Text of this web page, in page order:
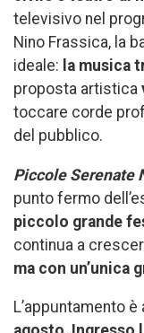
televisivo nel
Nino Frassica, la
ideale: la musica
proposta artistica
toccare corde
del pubblico.
Piccole Serenate
punto fermo
piccolo grande
continua a
ma con un’unica
L’appuntamento è